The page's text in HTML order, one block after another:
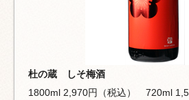
杜の蔵 しそ梅酒
1800ml 2,970円（税込） 720ml